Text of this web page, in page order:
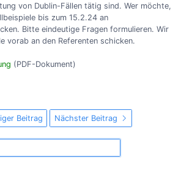
von Dublin-Fällen tätig sind. Wer möchte,
bis zum 15.2.24 an
Bitte eindeutige Fragen formulieren. Wir
vorab an den Referenten schicken.
(PDF-Dokument)
Beitrag Nächster Beitrag